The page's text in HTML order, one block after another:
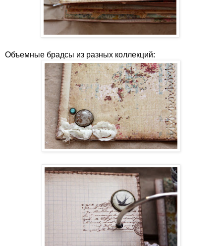
Объемные брадсы из разных коллекций: